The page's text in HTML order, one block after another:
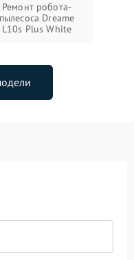
Ремонт робота-
пылесоса Dreame
L10s Plus White